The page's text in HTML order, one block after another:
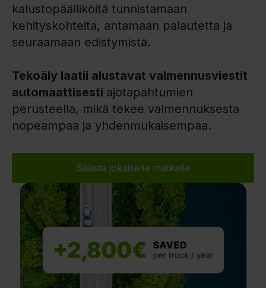
kalustopäälliköitä tunnistamaan
kehityskohteita, antamaan palautetta ja
seuraamaan edistymistä.
Tekoäly laatii alustavat valmennusviestit
automaattisesti ajotapahtumien
perusteella, mikä tekee valmennuksesta
nopeampaa ja yhdenmukaisempaa.
Säästä jokaisella matkalla